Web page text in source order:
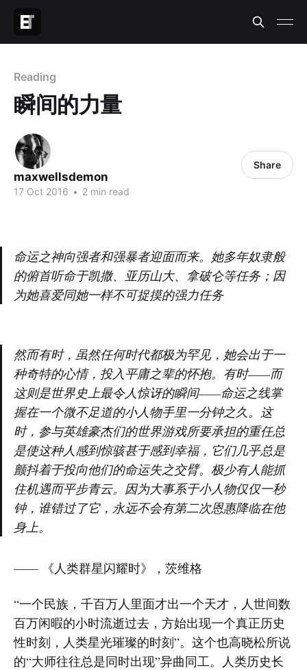
Reading
瞬间的力量
maxwellsdemon
17 Oct 2016 • 2 min read
Share
命运之神向强者和强暴者迎面而来。她多年奴隶般
的俯首听命于凯撒、亚历山大、拿破仑等任务；因
为她喜爱同她一样不可捉摸的强力任务
然而有时，虽然任何时代都极为罕见，她会出于一
种奇特的心情，投入平庸之辈的怀抱。有时——而
这则是世界史上最令人惊讶的瞬间——命运之线掌
握在一个微不足道的小人物手里一分钟之久。这
时，参与英雄豪杰们的世界游戏所要承担的重任总
是使这种人感到惊骇甚于感到幸福，它们几乎总是
颤抖着于投向他们的命运失之交臂。极少有人能抓
住机遇而平步青云。因为大事系于小人物仅仅一秒
钟，谁错过了它，永远不会有第二次恩惠降临在他
身上。
—— 《人类群星闪耀时》，茨维格
“一个民族，千百万人里面才出一个天才，人世间数
百万闲暇的小时流逝过去，方始出现一个真正历史
性时刻，人类星光璀璨的时刻”。这个也高晓松所说
的“大师往往总是同时出现”异曲同工。人类历史长